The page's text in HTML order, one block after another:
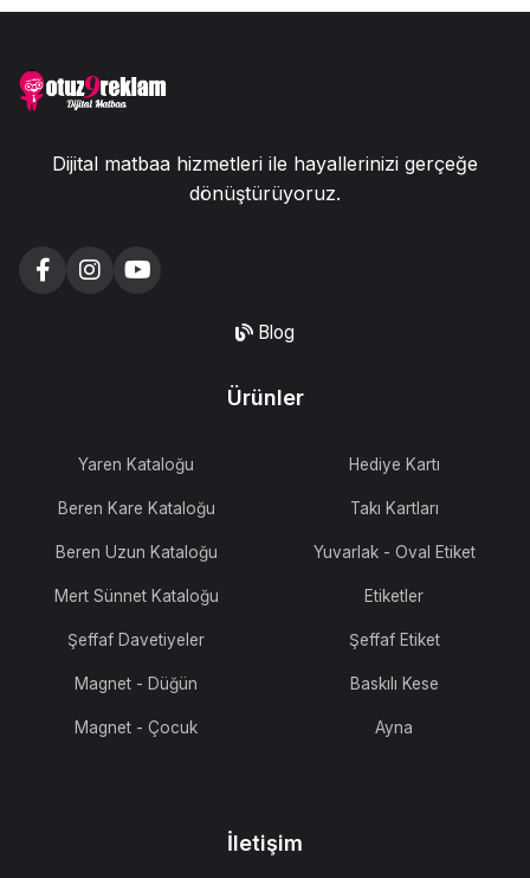
Dijital matbaa hizmetleri ile hayallerinizi gerçeğe
dönüştürüyoruz.
Blog
Ürünler
Yaren Kataloğu
Beren Kare Kataloğu
Beren Uzun Kataloğu
Mert Sünnet Kataloğu
Şeffaf Davetiyeler
Magnet - Düğün
Magnet - Çocuk
Hediye Kartı
Takı Kartları
Yuvarlak - Oval Etiket
Etiketler
Şeffaf Etiket
Baskılı Kese
Ayna
İletişim